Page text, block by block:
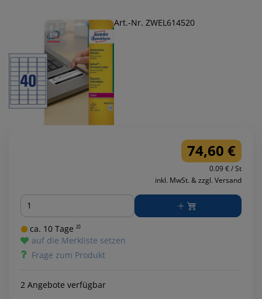
Art.-Nr. ZWEL614520
74,60 €
0.09 € / St
inkl. MwSt. & zzgl. Versand
Menge
ca. 10 Tage ²⁾
auf die Merkliste setzen
Frage zum Produkt
2 Angebote verfügbar